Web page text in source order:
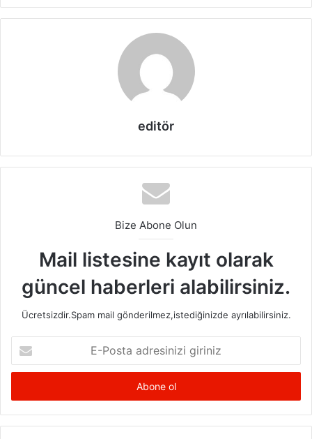
ve poşet içinde saklamak gerekir. Bu şekilde uzun süre
taze kalması da sağlanabilir. Örneğin salatalık, domates,
pırasa, maydanoz benzeri yeşillikler poşetle birlikte
Süt Ve Süt Ürünleri Saklamak
yiyeceklerin mutlaka ağzı kapalı şekilde saklanması
editör
Bize Abone Olun
Mail listesine kayıt olarak
güncel haberleri alabilirsiniz.
Ücretsizdir.Spam mail gönderilmez,istediğinizde ayrılabilirsiniz.
Posta
adresinizi